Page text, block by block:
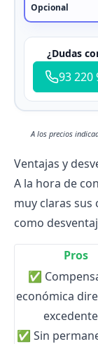
Opcional
¿Dudas
93 220
A los precios
Ventajas y
A la hora de
muy claras sus
como
Pros
✅
económica
✅ Sin